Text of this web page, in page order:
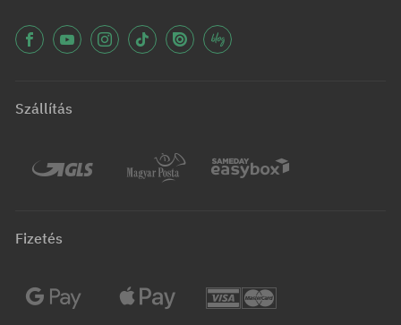
Szállítás
Fizetés